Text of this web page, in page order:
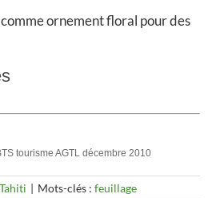
ornement floral pour des
tourisme AGTL décembre 2010
| Mots-clés : feuillage